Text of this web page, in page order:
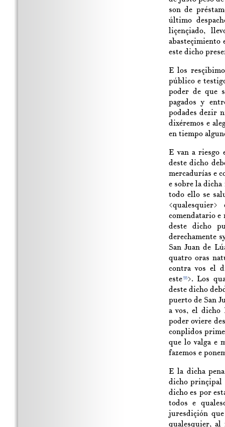
son de
último
liçençiado,
abasteçimiento
este dicho
E los
público e
poder de que
pagados y
podades dezir
dixéremos e
en tiempo
E van a riesgo
deste dicho
mercadurías e
e sobre la dicha
todo ello se
comendatario e
deste dicho
derechamente
San Juan de
quatro oras
contra vos el
este 55>. Los
deste dicho
puerto de San
a vos, el dicho
poder oviere
conplidos
que lo valga e
fazemos e
E la dicha
dicho prinçipal
dicho es por
todos e
juresdiçión
qualesquier,